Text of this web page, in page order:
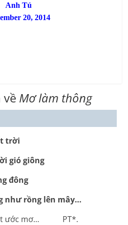
Anh Tú
20, 2014
về Mơ làm thông
trời
gió giông
đông
như rồng lên mây…
ước mơ… PT*.